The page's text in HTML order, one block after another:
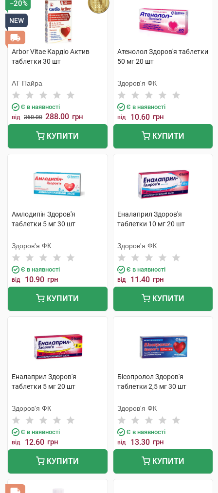
Препарати при серцевій недостатності
Препарати при стенокардії
Судинорозширювальні препарати
−20%
NEW
Arbor Vitae Кардіо Актив
таблетки 30 шт
АТ Пайра
Є в наявності
від 360.00 288.00 грн
КУПИТИ
Атенолол Здоров'я таблетки
50 мг 20 шт
Здоров'я ФК
Є в наявності
від 10.60 грн
КУПИТИ
Амлодипін Здоров'я
таблетки 5 мг 30 шт
Здоров'я ФК
Є в наявності
від 10.90 грн
КУПИТИ
Еналаприл Здоров'я
таблетки 10 мг 20 шт
Здоров'я ФК
Є в наявності
від 11.40 грн
КУПИТИ
Еналаприл Здоров'я
таблетки 5 мг 20 шт
Здоров'я ФК
Є в наявності
від 12.60 грн
КУПИТИ
Бісопролол Здоров'я
таблетки 2,5 мг 30 шт
Здоров'я ФК
Є в наявності
від 13.30 грн
КУПИТИ